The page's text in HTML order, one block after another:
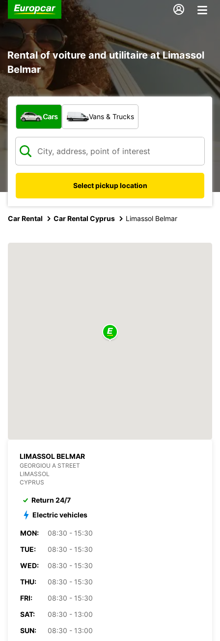
Rental of voiture and utilitaire at Limassol
Belmar
What type of vehicle?
Cars Vans & Trucks
Select pickup location
Car Rental Car Rental Cyprus Limassol Belmar
LIMASSOL BELMAR
GEORGIOU A STREET
LIMASSOL
CYPRUS
Return 24/7
Electric vehicles
MON:
08:30 - 15:30
TUE:
08:30 - 15:30
WED:
08:30 - 15:30
THU:
08:30 - 15:30
FRI:
08:30 - 15:30
SAT:
08:30 - 13:00
SUN:
08:30 - 13:00